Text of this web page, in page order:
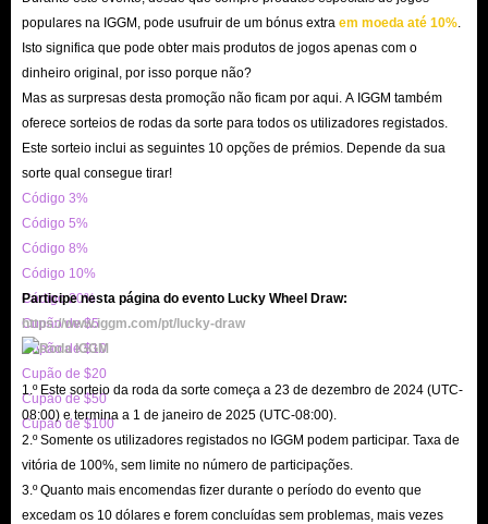
riscos, pelo que a lavagem de dinheiro desempenha um papel fundamental,
permitindo aos jogadores converter esse rendimento ilegal em dinheiro
utilizável em caixas multibanco que pode ser utilizado para o crescimento
futuro.
Como ganhar mais dinheiro no Anexo 1?
Como dissemos antes, cada jogador começa do zero no Anexo 1 e, claro, o
seu inventário de dinheiro inicial também é 0! Este popular jogo de
simulação tem um início lento, onde é necessário começar com um atrelado
até ganhar dinheiro suficiente para alugar um quarto num motel. Portanto,
ganhar dinheiro é o objetivo do Anexo I para que possa expandir o seu
negócio e ramificar-se noutros produtos.
Há muitas formas de ganhar dinheiro extra no Anexo I, mas algumas são
mais eficazes do que outras, e o alcance aumenta à medida que desbloqueia
mais atualizações.
populares na IGGM, pode usufruir de um bónus extra em moeda até 10%
Isto significa que pode obter mais produtos de jogos apenas com o
dinheiro original, por isso porque não?
Mas as surpresas desta promoção não ficam por aqui. A IGGM também
oferece sorteios de rodas da sorte para todos os utilizadores registados.
Este sorteio inclui as seguintes 10 opções de prémios. Depende da sua
sorte qual consegue tirar!
Código 3%
Código 5%
Código 8%
Código 10%
Código 20%
Cupão de $5
Cupão de $10
Cupão de $20
Cupão de $50
Cupão de $100
Participe nesta página do evento Lucky Wheel Draw:
https://www.iggm.com/pt/lucky-draw
1.º Este sorteio da roda da sorte começa a 23 de dezembro de 2024 (UTC-
08:00) e termina a 1 de janeiro de 2025 (UTC-08:00).
2.º Somente os utilizadores registados no IGGM podem participar. Taxa de
vitória de 100%, sem limite no número de participações.
3.º Quanto mais encomendas fizer durante o período do evento que
excedam os 10 dólares e forem concluídas sem problemas, mais vezes